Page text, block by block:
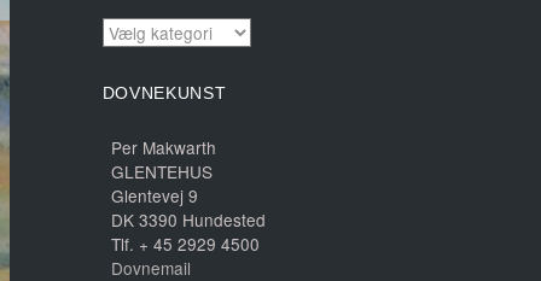
INDHOLD
DOVNEKUNST
Per Makwarth
GLENTEHUS
Glentevej 9
DK 3390 Hundested
Tlf. + 45 2929 4500
Dovnemail